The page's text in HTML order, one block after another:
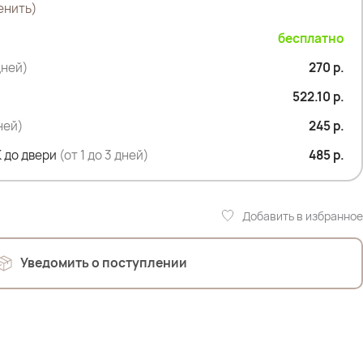
бесплатно
270 р.
522.10 р.
245 р.
двери (от 1 до 3 дней) 485 р.
Добавить в избранное
Уведомить о поступлении